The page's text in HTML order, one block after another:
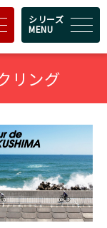
リング
シリーズ
MENU